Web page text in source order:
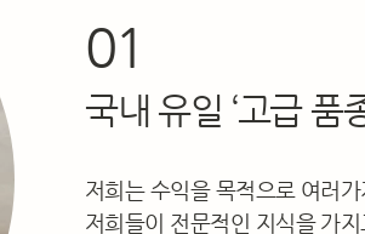
01
국내 유일 ‘고급 품
저희는 수익을 목적으로 여러
저희들이 전문적인 지식을 가